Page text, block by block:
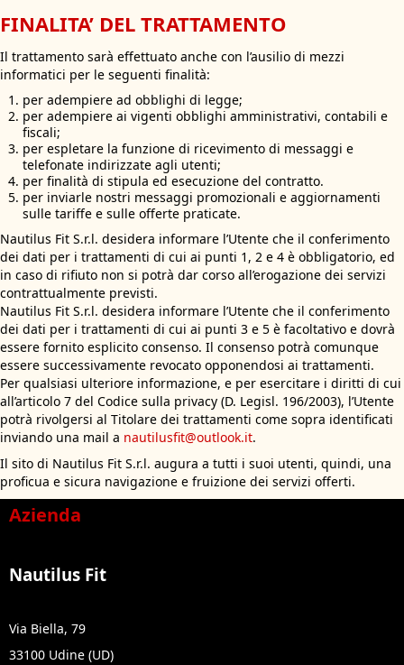
FINALITA’ DEL TRATTAMENTO
Il trattamento sarà effettuato anche con l’ausilio di mezzi
informatici per le seguenti finalità:
per adempiere ad obblighi di legge;
per adempiere ai vigenti obblighi amministrativi, contabili e
fiscali;
per espletare la funzione di ricevimento di messaggi e
telefonate indirizzate agli utenti;
per finalità di stipula ed esecuzione del contratto.
per inviarle nostri messaggi promozionali e aggiornamenti
sulle tariffe e sulle offerte praticate.
Nautilus Fit S.r.l. desidera informare l’Utente che il conferimento
dei dati per i trattamenti di cui ai punti 1, 2 e 4 è obbligatorio, ed
in caso di rifiuto non si potrà dar corso all’erogazione dei servizi
contrattualmente previsti.
Nautilus Fit S.r.l. desidera informare l’Utente che il conferimento
dei dati per i trattamenti di cui ai punti 3 e 5 è facoltativo e dovrà
essere fornito esplicito consenso. Il consenso potrà comunque
essere successivamente revocato opponendosi ai trattamenti.
Per qualsiasi ulteriore informazione, e per esercitare i diritti di cui
all’articolo 7 del Codice sulla privacy (D. Legisl. 196/2003), l’Utente
potrà rivolgersi al Titolare dei trattamenti come sopra identificati
inviando una mail a nautilusfit@outlook.it.
Il sito di Nautilus Fit S.r.l. augura a tutti i suoi utenti, quindi, una
proficua e sicura navigazione e fruizione dei servizi offerti.
Azienda
Nautilus Fit
Via Biella, 79
33100 Udine (UD)